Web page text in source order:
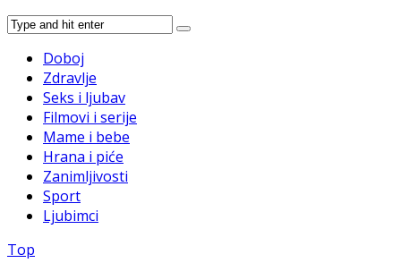
Doboj
Zdravlje
Seks i ljubav
Filmovi i serije
Mame i bebe
Hrana i piće
Zanimljivosti
Sport
Ljubimci
Top